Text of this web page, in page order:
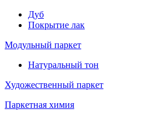
Дуб
Покрытие лак
Модульный паркет
Натуральный тон
Художественный паркет
Паркетная химия